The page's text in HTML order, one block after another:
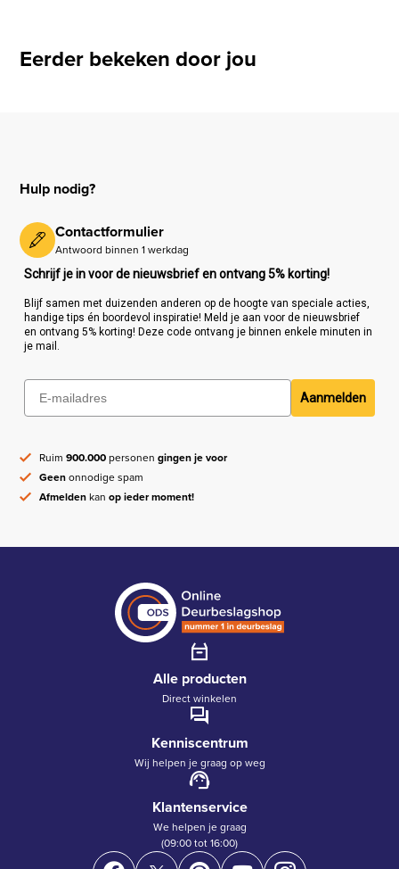
Eerder bekeken door jou
Hulp nodig?
Contactformulier
Antwoord binnen 1 werkdag
Schrijf je in voor de nieuwsbrief en ontvang 5% korting!
Blijf samen met duizenden anderen op de hoogte van speciale acties,
handige tips én boordevol inspiratie! Meld je aan voor de nieuwsbrief
en ontvang 5% korting! Deze code ontvang je binnen enkele minuten in
je mail.
Aanmelden
Ruim900.000personengingen je voor
Geenonnodige spam
Afmeldenkanop ieder moment!
Alle producten
Direct winkelen
Kenniscentrum
Wij helpen je graag op weg
Klantenservice
We helpen je graag
(09:00 tot 16:00)